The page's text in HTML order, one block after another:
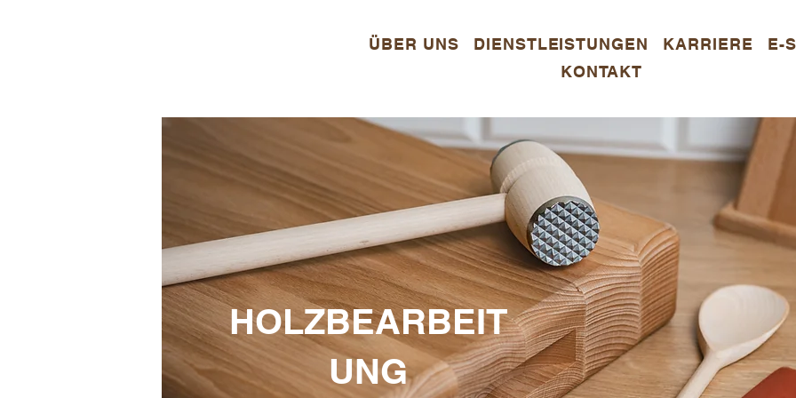
ÜBER UNS DIENSTLEISTUNGEN KARRIERE
E-
KONTAKT
HOLZBEARBEIT
UNG